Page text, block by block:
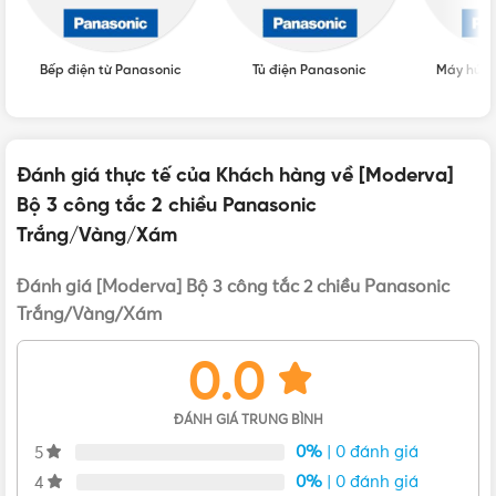
THƯƠNG HIỆU Panasonic
VẬT TƯ 365 - NHÀ PHÂN PHỐI THIẾT BỊ ĐIỆN NƯỚC
Hotline:0912917977
Email:cskh@vattu365.com
https://vattu365.com/
13 đường số 7, P. An Lạc A, Q. Bình Tân,
TPHCM
Vật Tư 365
là Nhà phân phối thiết bị điện nước dân
Bếp điện từ Panasonic Tủ điện Panasonic Máy hút
Đánh giá thực tế của Khách hàng về [Moderva]
Bộ 3 công tắc 2 chiều Panasonic
Trắng/Vàng/Xám
Đánh giá [Moderva] Bộ 3 công tắc 2 chiều Panasonic
Trắng/Vàng/Xám
0.0
ĐÁNH GIÁ TRUNG BÌNH
5 0% | 0 đánh giá
4
0% | 0 đánh giá